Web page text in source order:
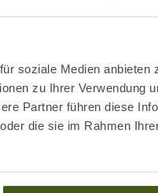
soziale Medien anbieten
zu Ihrer Verwendung
Partner führen diese
die sie im Rahmen